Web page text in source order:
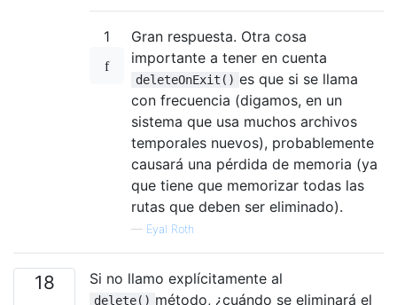
1
Gran respuesta. Otra cosa
importante a tener en cuenta
deleteOnExit() es que si se llama
con frecuencia (digamos, en un
sistema que usa muchos archivos
temporales nuevos), probablemente
causará una pérdida de memoria (ya
que tiene que memorizar todas las
rutas que deben ser eliminado).
— Eyal Roth
18 Si no llamo explícitamente al
delete() método, ¿cuándo se eliminará el